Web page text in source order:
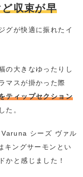
収束が早
グが快適に振れたイ
の大きなゆったりし
マスが掛かった際
ティップセクション
た。
シーズ ヴァル
キングサーモンとい
かと感じました！